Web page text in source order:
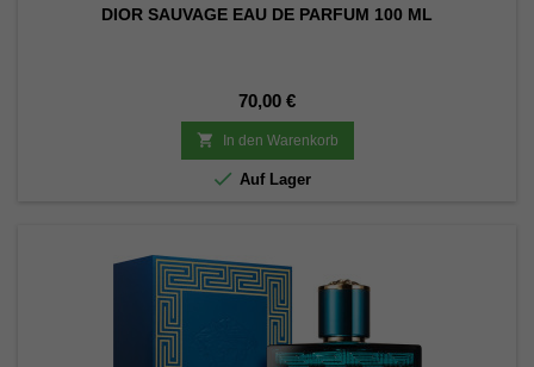
DIOR SAUVAGE EAU DE PARFUM 100 ML
Preis
70,00 €
 In den Warenkorb
 Auf Lager